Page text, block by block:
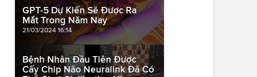
GPT-5 Dự Kiến Sẽ Được Ra
Mắt Trong Năm Nay
21/03/2024 16:14
Bệnh Nhân Đầu Tiên Được
Cấy Chip Não Neuralink Đã Có